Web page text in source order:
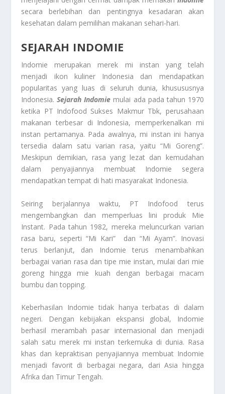
secara berlebihan dan pentingnya kesadaran akan
kesehatan dalam pemilihan makanan sehari-hari.
SEJARAH INDOMIE
Indomie merupakan merek mi instan yang telah
menjadi ikon kuliner Indonesia dan mendapatkan
popularitas yang luas di seluruh dunia, khusususnya
Indonesia.Sejarah Indomie mulai ada pada tahun 1970
ketika PT Indofood Sukses Makmur Tbk, perusahaan
makanan terbesar di Indonesia, memperkenalkan mi
instan pertamanya. Pada awalnya, mi instan ini hanya
tersedia dalam satu varian rasa, yaitu “Mi Goreng”.
Meskipun demikian, rasa yang lezat dan kemudahan
dalam penyajiannya membuat Indomie segera
mendapatkan tempat di hati masyarakat Indonesia.
Seiring berjalannya waktu, PT Indofood terus
mengembangkan dan memperluas lini produk Mie
Instant. Pada tahun 1982, mereka meluncurkan varian
rasa baru, seperti “Mi Kari” dan “Mi Ayam”. Inovasi
terus berlanjut, dan Indomie terus menambahkan
berbagai varian rasa dan tipe mie instan, mulai dari mie
goreng hingga mie kuah dengan berbagai macam
bumbu dan topping.
Keberhasilan Indomie tidak hanya terbatas di dalam
negeri. Dengan kebijakan ekspansi global, Indomie
berhasil merambah pasar internasional dan menjadi
salah satu merek mi instan terkemuka di dunia. Rasa
khas dan kepraktisan penyajiannya membuat Indomie
menjadi favorit di berbagai negara, dari Asia hingga
Afrika dan Timur Tengah.